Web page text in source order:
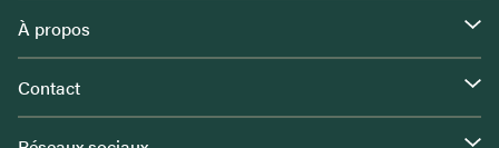
À propos
Contact